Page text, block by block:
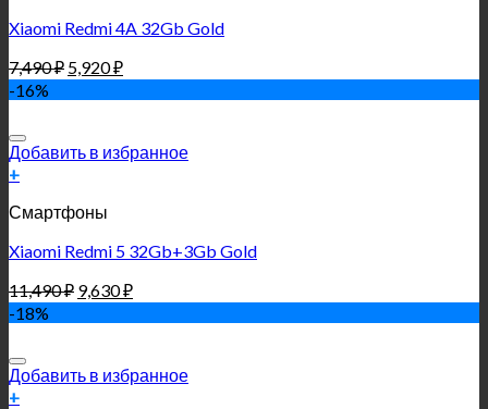
Xiaomi Redmi 4A 32Gb Gold
7,490₽ 5,920₽
-16%
Добавить в избранное
+
Смартфоны
Xiaomi Redmi 5 32Gb+3Gb Gold
11,490₽ 9,630₽
-18%
Добавить в избранное
+